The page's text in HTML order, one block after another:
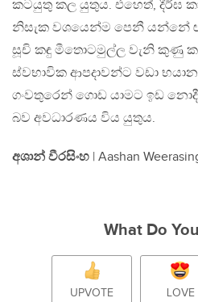
කටයුතු කල යුතුය. එහෙත්, දීර්ඝ
නිසැක වශයෙන්ම පෙනී යන්නේ
සූචි කඳු මීතොටමුල්ල වැනි කුණු
ස්වභාවික ආපදාවන්ට වඩා
ගංවතුරෙන් ගොඩ යාමට ඉඩ
බව අවධාරණය විය යුතුය.
අශාන් වීරසිංහ | Aashan
What Do
UPVOTE LOVE